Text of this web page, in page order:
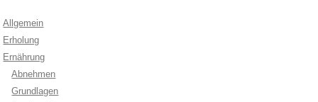
Allgemein
Erholung
Ernährung
Abnehmen
Grundlagen